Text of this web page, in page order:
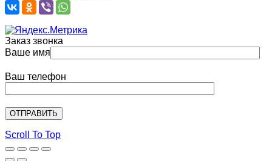
Заказ звонка
Ваше имя
Ваш телефон
Scroll To Top